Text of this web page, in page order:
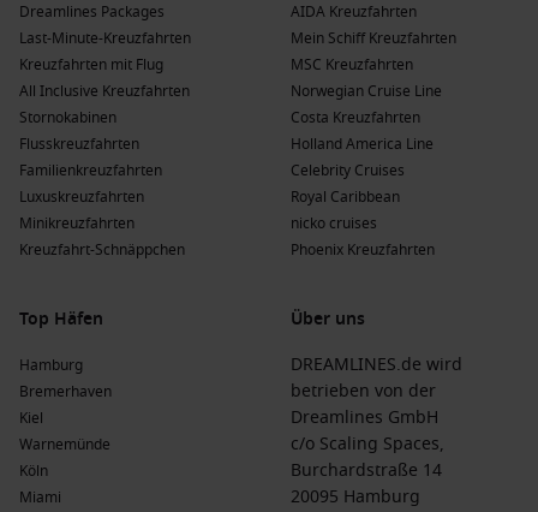
Dreamlines Packages
Last-Minute-Kreuzfahrten
Kreuzfahrten mit Flug
All Inclusive Kreuzfahrten
Stornokabinen
Flusskreuzfahrten
Familienkreuzfahrten
Luxuskreuzfahrten
Minikreuzfahrten
Kreuzfahrt-Schnäppchen
AIDA Kreuzfahrten
Mein Schiff Kreuzfahrten
MSC Kreuzfahrten
Norwegian Cruise Line
Costa Kreuzfahrten
Holland America Line
Celebrity Cruises
Royal Caribbean
nicko cruises
Phoenix Kreuzfahrten
Top Häfen
Hamburg
Bremerhaven
Kiel
Warnemünde
Köln
Miami
Über uns
DREAMLINES.de wird
betrieben von der
Dreamlines GmbH
c/o Scaling Spaces,
Burchardstraße 14
20095 Hamburg